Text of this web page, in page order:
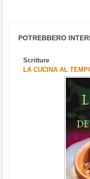
POTREBBERO
Scritture
LA CUCINA AL